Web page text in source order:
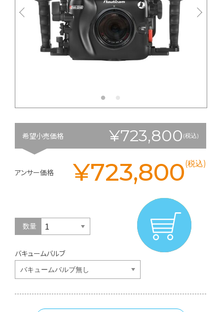
希望小売価格 ¥723,800 (税込)
アンサー価格 ¥723,800(税込)
数量
バキュームバルブ